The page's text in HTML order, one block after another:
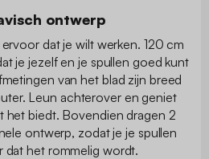
ontwerp
dat je wilt werken. 120 cm
je jezelf en je spullen goed kunt
van het blad zijn breed
Leun achterover en geniet
het biedt. Bovendien dragen 2
ontwerp, zodat je je spullen
dat het rommelig wordt.